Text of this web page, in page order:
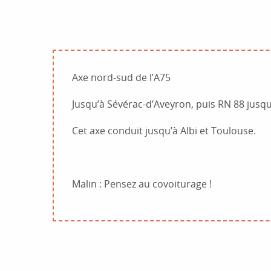
Axe nord-sud de l’A75
Jusqu’à Sévérac-d’Aveyron, puis RN 88
Cet axe conduit jusqu’à Albi et Toulouse.
Malin : Pensez au covoiturage !